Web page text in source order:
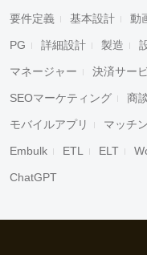
要件定義 基本設計 動
PG 詳細設計 製造
マネージャー 決済サー
SEOマーケティング 商
モバイルアプリ マッチ
Embulk ETL ELT
ChatGPT